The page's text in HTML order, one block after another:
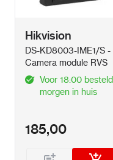
Hikvision
DS-KD8003-IME1/S -
Camera module RVS
Voor 18:00 besteld
morgen in huis
185,00